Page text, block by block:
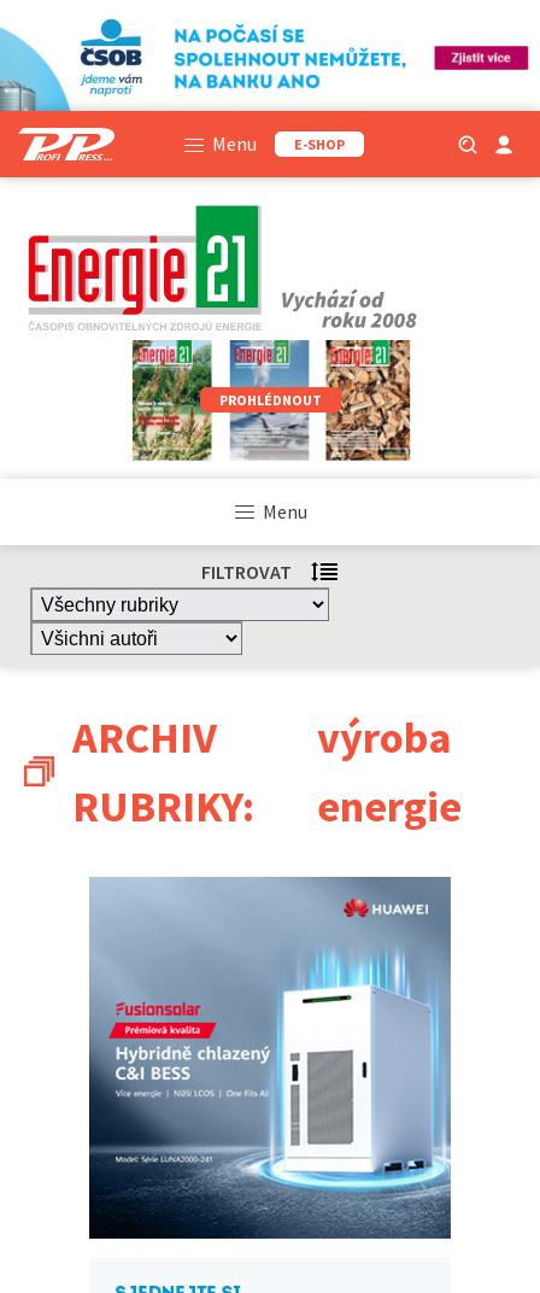
Menu E-SHOP
PROHLÉDNOUT
Menu
FILTROVAT
ARCHIV
RUBRIKY:
výroba
energie